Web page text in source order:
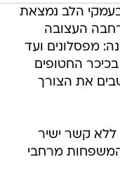
הלב נמצאת
העצובה
מפסלונים ועד
החטופים
את הצורך
ללא קשר ישיר
מרחבי